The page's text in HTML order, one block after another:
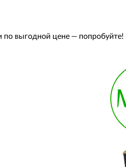
по выгодной цене — попробуйте!